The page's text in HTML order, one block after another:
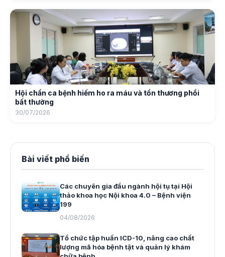
Hội chẩn ca bệnh hiếm ho ra máu và tổn thương phổi
bất thường
30/07/2026
Bài viết phổ biến
Các chuyên gia đầu ngành hội tụ tại Hội
thảo khoa học Nội khoa 4.0 – Bệnh viện
199
04/08/2026
Tổ chức tập huấn ICD-10, nâng cao chất
lượng mã hóa bệnh tật và quản lý khám